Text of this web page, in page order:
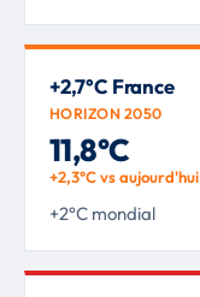
+2,7°C France
HORIZON 2050
11,8°C
+2,3°C vs aujourd'hui
+2°C mondial